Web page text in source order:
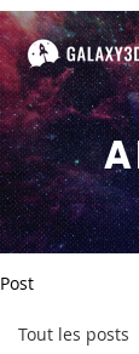
Post
Tout les posts